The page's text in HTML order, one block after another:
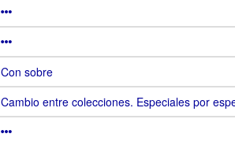
Con sobre
Cambio entre colecciones. Especiales por